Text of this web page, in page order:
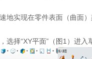
速地实现在零件表面（曲面
选择“XY平面”（图1）进入